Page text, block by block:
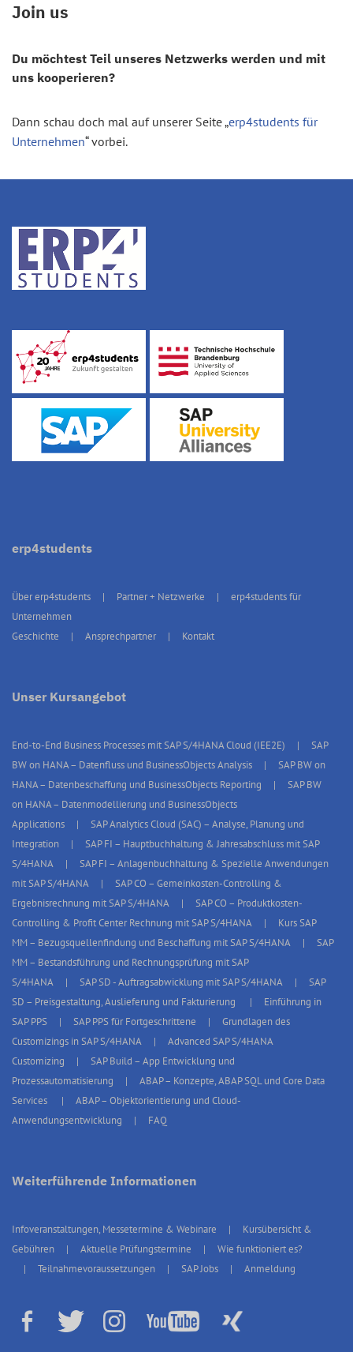
Join us
Du möchtest Teil unseres Netzwerks werden und mit
uns kooperieren?
Dann schau doch mal auf unserer Seite „erp4students für
Unternehmen“ vorbei.
erp4students
Über erp4students Partner + Netzwerke
erp4students für
Unternehmen
Geschichte
Ansprechpartner Kontakt
Unser Kursangebot
End-to-End Business Processes mit SAP S/4HANA Cloud (IEE2E)
SAP
BW on HANA – Datenfluss und BusinessObjects Analysis
SAP BW on
HANA – Datenbeschaffung und BusinessObjects Reporting
SAP BW
on HANA – Datenmodellierung und BusinessObjects
Applications
SAP Analytics Cloud (SAC) – Analyse, Planung und
Integration
SAP FI – Hauptbuchhaltung & Jahresabschluss mit SAP
S/4HANA
SAP FI – Anlagenbuchhaltung & Spezielle Anwendungen
mit SAP S/4HANA
SAP CO – Gemeinkosten-Controlling &
Ergebnisrechnung mit SAP S/4HANA
SAP CO – Produktkosten-
Controlling & Profit Center Rechnung mit SAP S/4HANA
Kurs SAP
MM – Bezugsquellenfindung und Beschaffung mit SAP S/4HANA
SAP
MM – Bestandsführung und Rechnungsprüfung mit SAP
S/4HANA
SAP SD - Auftragsabwicklung mit SAP S/4HANA
SAP
SD – Preisgestaltung, Auslieferung und Fakturierung
Einführung in
SAP PPS
SAP PPS für Fortgeschrittene
Grundlagen des
Customizings in SAP S/4HANA
Advanced SAP S/4HANA
Customizing
SAP Build – App Entwicklung und
Prozessautomatisierung
ABAP – Konzepte, ABAP SQL und Core Data
Services
ABAP – Objektorientierung und Cloud-
Anwendungsentwicklung
FAQ
Weiterführende Informationen
Infoveranstaltungen, Messetermine & Webinare
Kursübersicht &
Gebühren
Aktuelle Prüfungstermine
Wie funktioniert es?
Teilnahmevoraussetzungen
SAP Jobs Anmeldung